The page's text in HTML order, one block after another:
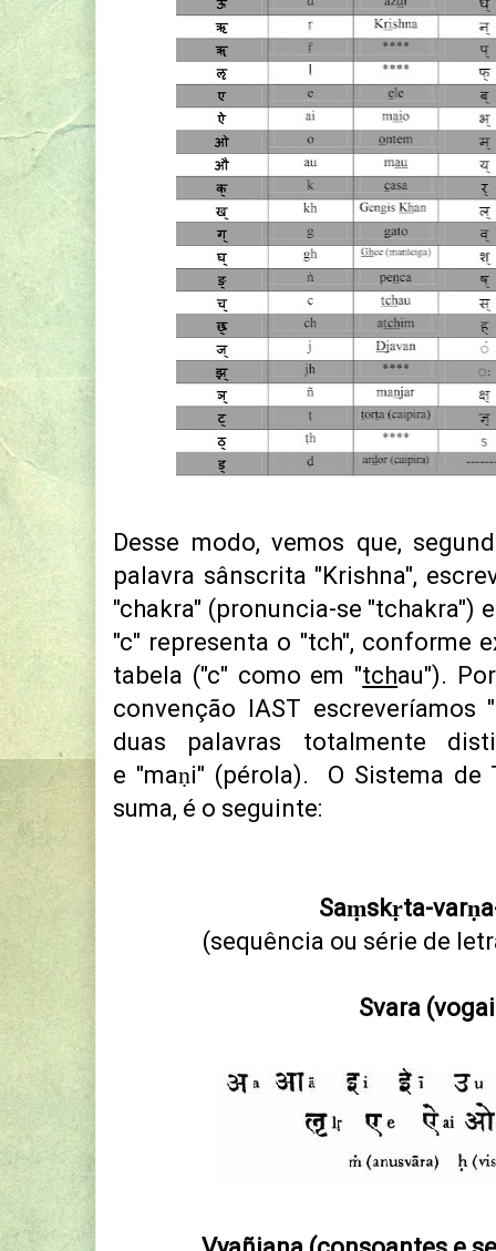
Desse modo, vemos que,
palavra sânscrita "Krishna",
"chakra" (pronuncia-se "tchakra")
"c" representa o "tch", conforme
tabela ("c" como em "tchau").
convenção IAST escreveríamos
duas palavras totalmente
e "maṇi" (pérola). O Sistema de
suma, é o seguinte:
Saṃskṛta-
(sequência ou série de
Svara